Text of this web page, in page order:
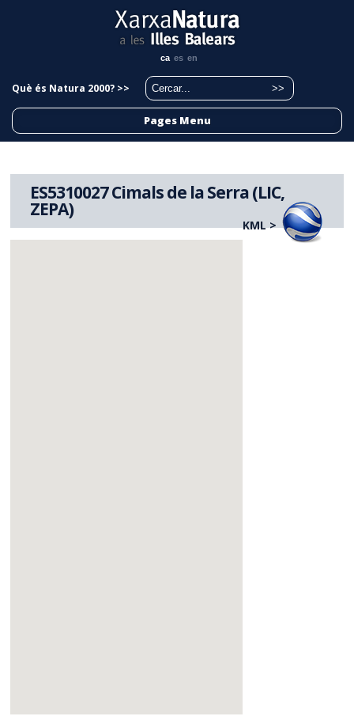
ca es en
Què és Natura 2000? >>
Pages Menu
ES5310027 Cimals de la Serra (LIC,
ZEPA)
KML >